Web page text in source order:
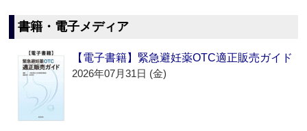
書籍・電子メディア
【電子書籍】緊急避妊薬OTC適正販売ガイド
2026年07月31日 (金)